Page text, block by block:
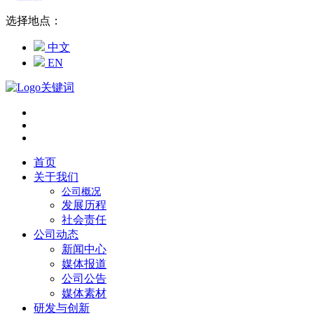
选择地点：
中文
EN
首页
关于我们
公司概况
发展历程
社会责任
公司动态
新闻中心
媒体报道
公司公告
媒体素材
研发与创新